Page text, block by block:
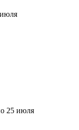
25 июля